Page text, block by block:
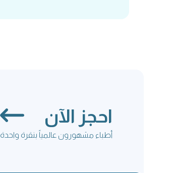
احجز الآن
أطباء مشهورون عالمياً بنقرة واحدة